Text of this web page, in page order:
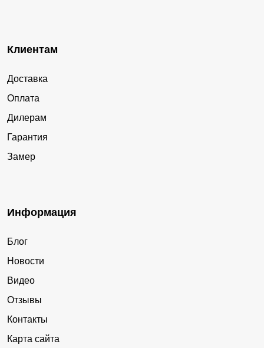
Клиентам
Доставка
Оплата
Дилерам
Гарантия
Замер
Информация
Блог
Новости
Видео
Отзывы
Контакты
Карта сайта